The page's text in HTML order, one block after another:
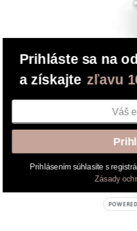
Prihláste sa na
Zásady
Prihlásením súhlasíte s
a získajte zľavu